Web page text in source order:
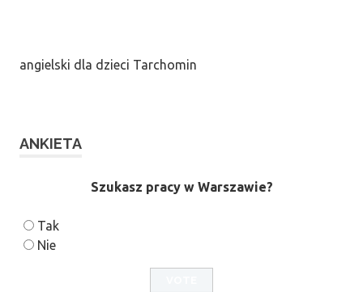
angielski dla dzieci Tarchomin
ANKIETA
Szukasz pracy w Warszawie?
Tak
Nie